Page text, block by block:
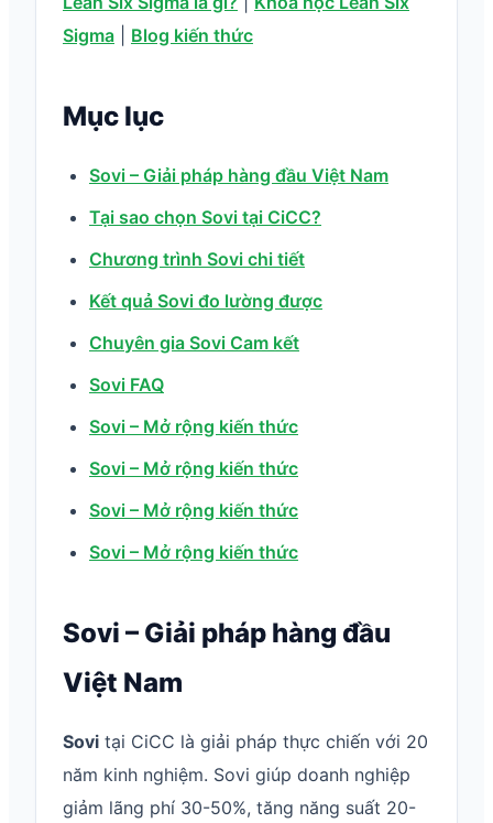
Sigma
Blog kiến thức
Mục lục
Sovi – Giải pháp hàng đầu Việt Nam
Tại sao chọn Sovi tại CiCC?
Chương trình Sovi chi tiết
Kết quả Sovi đo lường được
Chuyên gia Sovi Cam kết
Sovi FAQ
Sovi – Mở rộng kiến thức
Sovi – Mở rộng kiến thức
Sovi – Mở rộng kiến thức
Sovi – Mở rộng kiến thức
Sovi – Giải pháp hàng đầu
Việt Nam
Sovi tại CiCC là giải pháp thực chiến với 20
năm kinh nghiệm. Sovi giúp doanh nghiệp
giảm lãng phí 30-50%, tăng năng suất 20-